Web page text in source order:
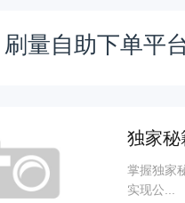
量自助下单平
独家秘
掌握独家
实现公...